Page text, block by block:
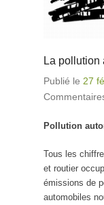
La pollution
Publié le 27
Pollution
Tous les
et routier
émissions de
automobiles